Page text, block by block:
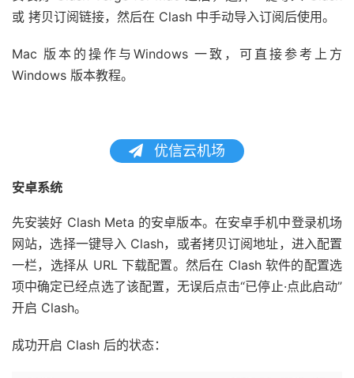
或 拷贝订阅链接，然后在 Clash 中手动导入订阅后使用。
Mac 版本的操作与Windows 一致，可直接参考上方
Windows 版本教程。
优信云机场
安卓系统
先安装好 Clash Meta 的安卓版本。在安卓手机中登录机场
网站，选择一键导入 Clash，或者拷贝订阅地址，进入配置
一栏，选择从 URL 下载配置。然后在 Clash 软件的配置选
项中确定已经点选了该配置，无误后点击“已停止·点此启动”
开启 Clash。
成功开启 Clash 后的状态：